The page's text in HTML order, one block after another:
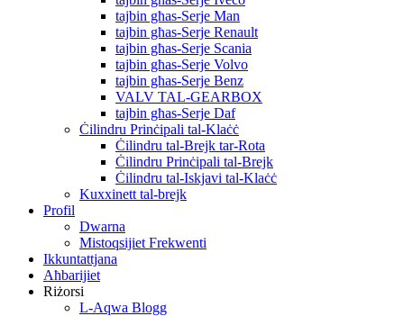
tajbin għas-Serje Man
tajbin għas-Serje Renault
tajbin għas-Serje Scania
tajbin għas-Serje Volvo
tajbin għas-Serje Benz
VALV TAL-GEARBOX
tajbin għas-Serje Daf
Ċilindru Prinċipali tal-Klaċċ
Ċilindru tal-Brejk tar-Rota
Ċilindru Prinċipali tal-Brejk
Ċilindru tal-Iskjavi tal-Klaċċ
Kuxxinett tal-brejk
Profil
Dwarna
Mistoqsijiet Frekwenti
Ikkuntattjana
Aħbarijiet
Riżorsi
L-Aqwa Blogg